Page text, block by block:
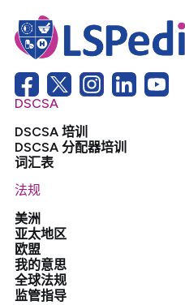
DSCSA
DSCSA 培训
DSCSA 分配器培训
词汇表
法规
美洲
亚太地区
欧盟
我的意思
全球法规
监管指导